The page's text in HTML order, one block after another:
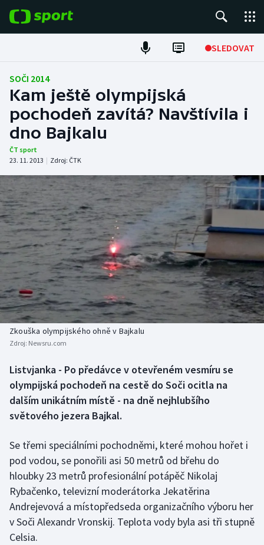
SLEDOVAT
Fotbal
Hokej
Tenis
Atletika
Cyklistika
DALŠÍ SPORTY
Americký fotbal
Baseball a softbal
Basketbal
Biatlon
Box
Curling
Dostihy
Florbal
Golf
NEPŘEHLÉDNĚTE
Soutěže
Historické návraty
Aplikace ČT sport
SOČI 2014
Kam ještě olympijská
pochodeň zavítá? Navštívila i
dno Bajkalu
ČT sport
23. 11. 2013 | Zdroj: ČTK
Zkouška olympijského ohně v Bajkalu
Zdroj: Newsru.com
Listvjanka - Po předávce v otevřeném vesmíru se
olympijská pochodeň na cestě do Soči ocitla na
dalším unikátním místě - na dně nejhlubšího
světového jezera Bajkal.
Se třemi speciálními pochodněmi, které mohou hořet i
pod vodou, se ponořili asi 50 metrů od břehu do
hloubky 23 metrů profesionální potápěč Nikolaj
Rybačenko, televizní moderátorka Jekatěrina
Andrejevová a místopředseda organizačního výboru her
v Soči Alexandr Vronskij. Teplota vody byla asi tři stupně
Celsia.